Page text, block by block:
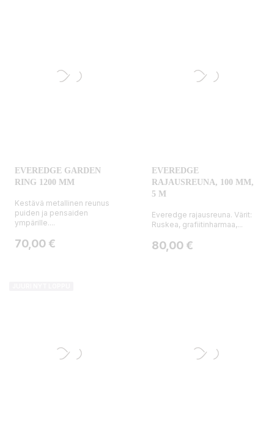
EVEREDGE GARDEN
RING 1200 MM
Kestävä metallinen reunus
puiden ja pensaiden
ympärille....
Hinta
70,00 €
EVEREDGE
RAJAUSREUNA, 100 MM,
5 M
Everedge rajausreuna. Värit:
Ruskea, grafiitinharmaa,...
Hinta
80,00 €